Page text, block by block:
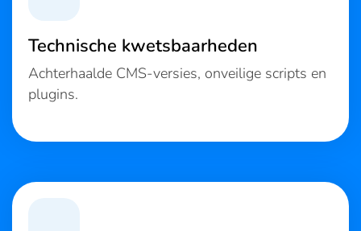
Technische kwetsbaarheden
Achterhaalde CMS-versies, onveilige scripts en
plugins.